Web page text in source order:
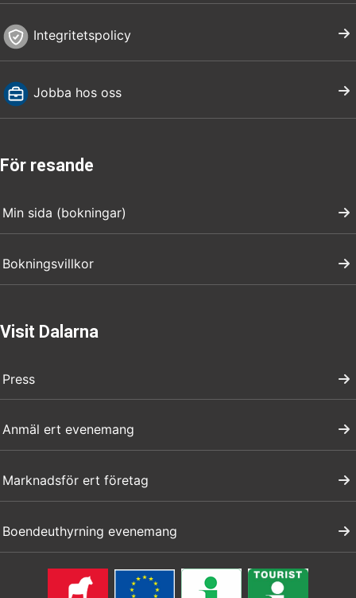
Integritetspolicy
Jobba hos oss
För resande
Min sida (bokningar)
Bokningsvillkor
Visit Dalarna
Press
Anmäl ert evenemang
Marknadsför ert företag
Boendeuthyrning evenemang